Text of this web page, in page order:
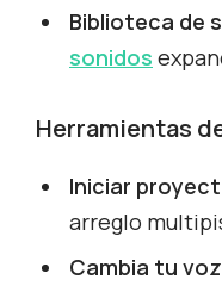
Biblioteca de
sonidos
Herramientas
Iniciar
arreglo
Cambia tu